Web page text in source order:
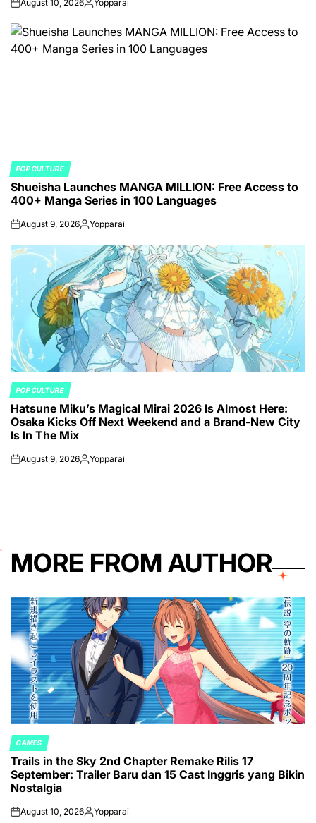
onAugust 10, 2026Posted
Yopparai
POSTED
IN
POP CULTURE
Shueisha Launches MANGA MILLION: Free Access to
400+ Manga Series in 100 Languages
onAugust 9, 2026Posted
Yopparai
POSTED
IN
POP CULTURE
Hatsune Miku’s Magical Mirai 2026 Is Almost Here:
Osaka Kicks Off Next Weekend and a Brand-New City
Is In The Mix
onAugust 9, 2026Posted
Yopparai
MORE FROM AUTHOR
POSTED
IN
GAMES
Trails in the Sky 2nd Chapter Remake Rilis 17
September: Trailer Baru dan 15 Cast Inggris yang Bikin
Nostalgia
onAugust 10, 2026Posted
Yopparai